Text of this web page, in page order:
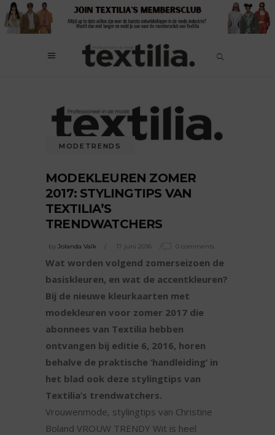
MODETRENDS
MODEKLEUREN ZOMER
2017: STYLINGTIPS VAN
TEXTILIA’S
TRENDWATCHERS
by Jolanda Valk 17 juni 2016 0 comments
Wat worden volgend zomerseizoen de
basiskleuren, en wat de accentkleuren?
Bij de nieuwe kleurkaarten met
modekleuren voor zomer 2017 die
abonnees van Textilia hebben
ontvangen bij editie 6, 2016, horen
behalve de praktische ‘handleiding’ in
het blad ook deze stylingtips van
Textilia’s trendwatchers.
Vrouwenmode, stylingtips van Christine
Boland VROUW TRENDY Wit is heel